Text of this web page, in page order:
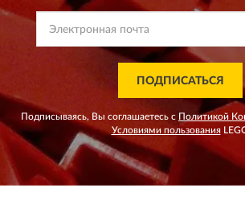
ПОДПИСАТЬСЯ
Подписываясь, Вы соглашаетесь с Политикой
Условиями пользования